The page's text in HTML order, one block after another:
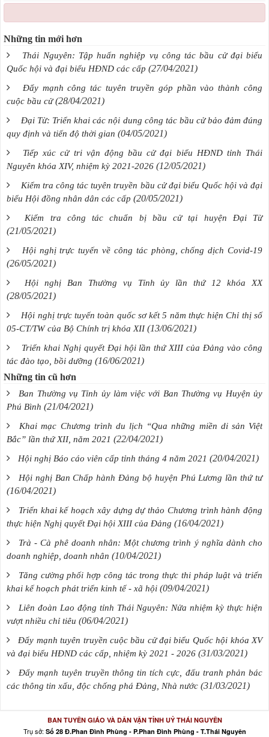
Những tin mới hơn
Thái Nguyên: Tập huấn nghiệp vụ công tác bầu cử đại biểu
Quốc hội và đại biểu HĐND các cấp (27/04/2021)
Đẩy mạnh công tác tuyên truyền góp phần vào thành công
cuộc bầu cử (28/04/2021)
Đại Từ: Triển khai các nội dung công tác bầu cử bảo đảm đúng
quy định và tiến độ thời gian (04/05/2021)
Tiếp xúc cử tri vận động bầu cử đại biểu HĐND tỉnh Thái
Nguyên khóa XIV, nhiệm kỳ 2021-2026 (12/05/2021)
Kiểm tra công tác tuyên truyền bầu cử đại biểu Quốc hội và đại
biểu Hội đồng nhân dân các cấp (20/05/2021)
Kiểm tra công tác chuẩn bị bầu cử tại huyện Đại Từ
(21/05/2021)
Hội nghị trực tuyến về công tác phòng, chống dịch Covid-19
(26/05/2021)
Hội nghị Ban Thường vụ Tỉnh ủy lần thứ 12 khóa XX
(28/05/2021)
Hội nghị trực tuyến toàn quốc sơ kết 5 năm thực hiện Chỉ thị số
05-CT/TW của Bộ Chính trị khóa XII (13/06/2021)
Triển khai Nghị quyết Đại hội lần thứ XIII của Đảng vào công
tác đào tạo, bồi dưỡng (16/06/2021)
Những tin cũ hơn
Ban Thường vụ Tỉnh ủy làm việc với Ban Thường vụ Huyện ủy
Phú Bình (21/04/2021)
Khai mạc Chương trình du lịch “Qua những miền di sản Việt
Bắc” lần thứ XII, năm 2021 (22/04/2021)
Hội nghị Báo cáo viên cấp tỉnh tháng 4 năm 2021 (20/04/2021)
Hội nghị Ban Chấp hành Đảng bộ huyện Phú Lương lần thứ tư
(16/04/2021)
Triển khai kế hoạch xây dựng dự thảo Chương trình hành động
thực hiện Nghị quyết Đại hội XIII của Đảng (16/04/2021)
Trà - Cà phê doanh nhân: Một chương trình ý nghĩa dành cho
doanh nghiệp, doanh nhân (10/04/2021)
Tăng cường phối hợp công tác trong thực thi pháp luật và triển
khai kế hoạch phát triển kinh tế - xã hội (09/04/2021)
Liên đoàn Lao động tỉnh Thái Nguyên: Nửa nhiệm kỳ thực hiện
vượt nhiều chỉ tiêu (06/04/2021)
Đẩy mạnh tuyên truyền cuộc bầu cử đại biểu Quốc hội khóa XV
và đại biểu HĐND các cấp, nhiệm kỳ 2021 - 2026 (31/03/2021)
Đẩy mạnh tuyên truyền thông tin tích cực, đấu tranh phản bác
các thông tin xấu, độc chống phá Đảng, Nhà nước (31/03/2021)
BAN TUYÊN GIÁO VÀ DÂN VẬN TỈNH UỶ THÁI NGUYÊN
Trụ sở: Số 28 Đ.Phan Đình Phùng - P.Phan Đình Phùng - T.Thái Nguyên